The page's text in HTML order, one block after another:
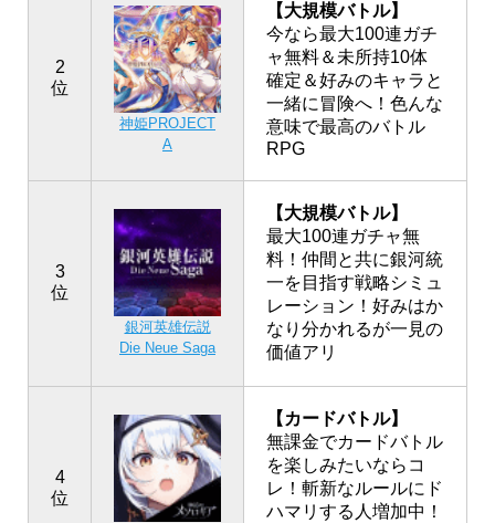
2
位
神姫PROJECT
A
【大規模バトル】
今なら最大100連ガチ
ャ無料＆未所持10体
確定＆好みのキャラと
一緒に冒険へ！色んな
意味で最高のバトル
RPG
3
位
銀河英雄伝説
Die Neue Saga
【大規模バトル】
最大100連ガチャ無
料！仲間と共に銀河統
一を目指す戦略シミュ
レーション！好みはか
なり分かれるが一見の
価値アリ
4
位
【カードバトル】
無課金でカードバトル
を楽しみたいならコ
レ！斬新なルールにド
ハマリする人増加中！